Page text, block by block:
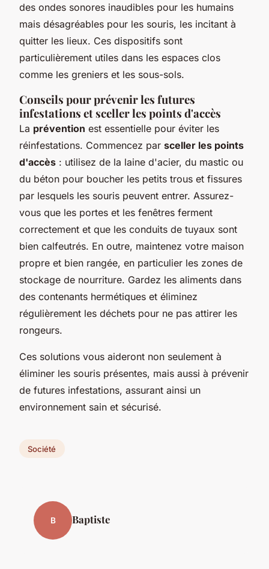
des ondes sonores inaudibles pour les humains
mais désagréables pour les souris, les incitant à
quitter les lieux. Ces dispositifs sont
particulièrement utiles dans les espaces clos
comme les greniers et les sous-sols.
Conseils pour prévenir les futures
infestations et sceller les points d'accès
La prévention est essentielle pour éviter les
réinfestations. Commencez par sceller les points
d'accès : utilisez de la laine d'acier, du mastic ou
du béton pour boucher les petits trous et fissures
par lesquels les souris peuvent entrer. Assurez-
vous que les portes et les fenêtres ferment
correctement et que les conduits de tuyaux sont
bien calfeutrés. En outre, maintenez votre maison
propre et bien rangée, en particulier les zones de
stockage de nourriture. Gardez les aliments dans
des contenants hermétiques et éliminez
régulièrement les déchets pour ne pas attirer les
rongeurs.
Ces solutions vous aideront non seulement à
éliminer les souris présentes, mais aussi à prévenir
de futures infestations, assurant ainsi un
environnement sain et sécurisé.
Société
B Baptiste